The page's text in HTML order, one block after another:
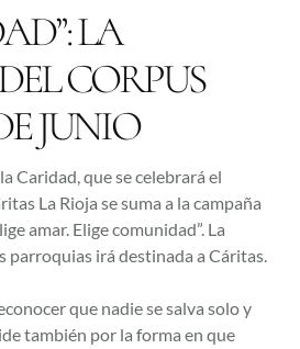
LA
CORPUS
JUNIO
Caridad, que se celebrará el
La Rioja se suma a la campaña
amar. Elige comunidad”. La
parroquias irá destinada a Cáritas.
que nadie se salva solo y
también por la forma en que